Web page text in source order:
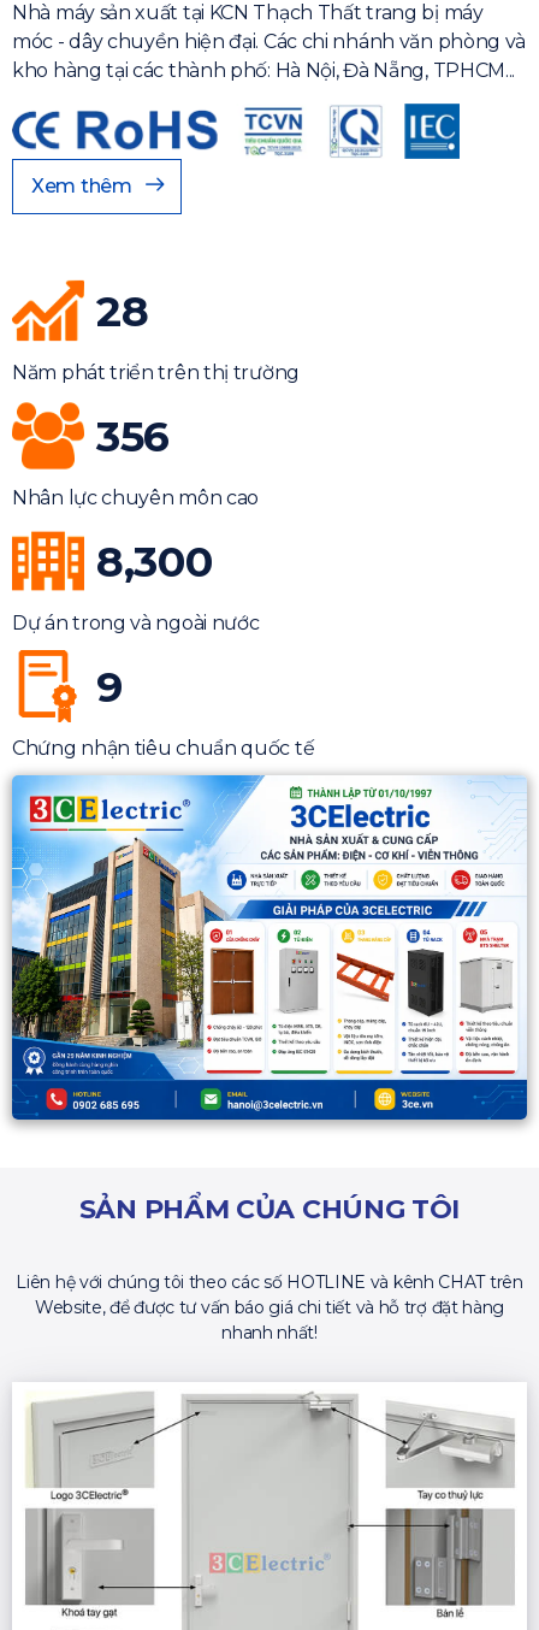
Nhà máy sản xuất tại KCN Thạch Thất trang bị máy
móc - dây chuyền hiện đại. Các chi nhánh văn phòng và
kho hàng tại các thành phố: Hà Nội, Đà Nẵng, TPHCM...
Xem thêm
28
Năm phát triển trên thị trường
356
Nhân lực chuyên môn cao
8,300
Dự án trong và ngoài nước
9
Chứng nhận tiêu chuẩn quốc tế
SẢN PHẨM CỦA CHÚNG TÔI
Liên hệ với chúng tôi theo các số HOTLINE và kênh CHAT trên
Website, để được tư vấn báo giá chi tiết và hỗ trợ đặt hàng
nhanh nhất!